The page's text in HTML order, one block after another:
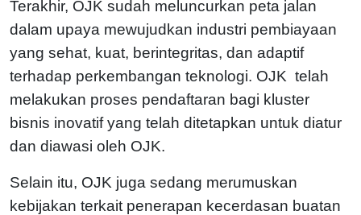
Terakhir, OJK sudah meluncurkan peta jalan
dalam upaya mewujudkan industri pembiayaan
yang sehat, kuat, berintegritas, dan adaptif
terhadap perkembangan teknologi. OJK telah
melakukan proses pendaftaran bagi kluster
bisnis inovatif yang telah ditetapkan untuk diatur
dan diawasi oleh OJK.
Selain itu, OJK juga sedang merumuskan
kebijakan terkait penerapan kecerdasan buatan